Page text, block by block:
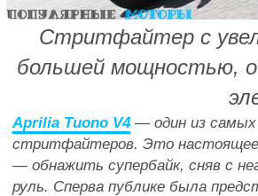
Стритфайтер с
большей мощностью,
Aprilia Tuono V4 — один из
стритфайтеров. Это настоящее
— обнажить супербайк, сняв с
руль. Сперва публике была